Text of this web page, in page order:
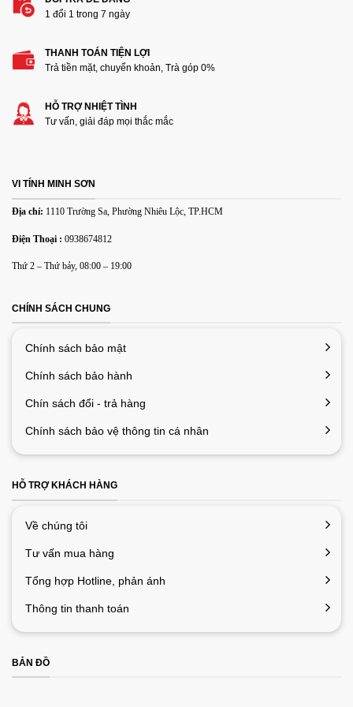
Thêm ảnh đánh giá
Các định dạng ảnh được chấp nhận: jpg,png.
Email*
cho lần bình luận kế tiếp của tôi.
1 đổi 1 trong 7 ngày
THANH TOÁN TIỆN LỢI
Trả tiền mặt, chuyển khoản, Trà góp 0%
HỖ TRỢ NHIỆT TÌNH
Tư vấn, giải đáp mọi thắc mắc
VI TÍNH MINH SƠN
Địa chỉ: 1110 Trường Sa, Phường Nhiêu Lộc, TP.HCM
Điện Thoại : 0938674812
Thứ 2 – Thứ bảy, 08:00 – 19:00
CHÍNH SÁCH CHUNG
Chính sách bảo mật
Chính sách bảo hành
Chín sách đổi - trả hàng
Chính sách bảo vệ thông tin cá nhân
HỖ TRỢ KHÁCH HÀNG
Về chúng tôi
Tư vấn mua hàng
Tổng hợp Hotline, phản ánh
Thông tin thanh toán
BẢN ĐỒ